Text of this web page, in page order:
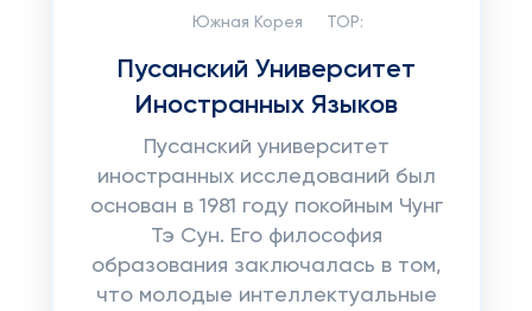
Южная Корея TOP:
Пусанский Университет
Иностранных Языков
Пусанский университет
иностранных исследований был
основан в 1981 году покойным Чунг
Тэ Сун. Его философия
образования заключалась в том,
что молодые интеллектуальные